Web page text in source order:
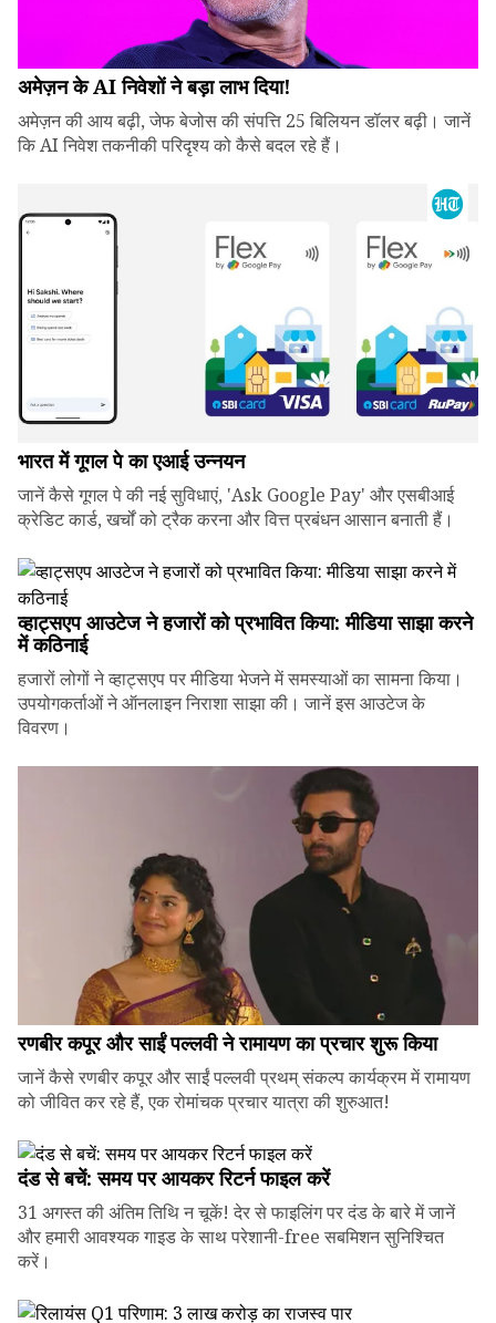
अमेज़न के AI निवेशों ने बड़ा लाभ दिया!
अमेज़न की आय बढ़ी, जेफ बेजोस की संपत्ति 25 बिलियन डॉलर बढ़ी। जानें
कि AI निवेश तकनीकी परिदृश्य को कैसे बदल रहे हैं।
भारत में गूगल पे का एआई उन्नयन
जानें कैसे गूगल पे की नई सुविधाएं, 'Ask Google Pay' और एसबीआई
क्रेडिट कार्ड, खर्चों को ट्रैक करना और वित्त प्रबंधन आसान बनाती हैं।
व्हाट्सएप आउटेज ने हजारों को प्रभावित किया: मीडिया साझा करने
में कठिनाई
हजारों लोगों ने व्हाट्सएप पर मीडिया भेजने में समस्याओं का सामना किया।
उपयोगकर्ताओं ने ऑनलाइन निराशा साझा की। जानें इस आउटेज के
विवरण।
रणबीर कपूर और साईं पल्लवी ने रामायण का प्रचार शुरू किया
जानें कैसे रणबीर कपूर और साईं पल्लवी प्रथम् संकल्प कार्यक्रम में रामायण
को जीवित कर रहे हैं, एक रोमांचक प्रचार यात्रा की शुरुआत!
दंड से बचें: समय पर आयकर रिटर्न फाइल करें
31 अगस्त की अंतिम तिथि न चूकें! देर से फाइलिंग पर दंड के बारे में जानें
और हमारी आवश्यक गाइड के साथ परेशानी-free सबमिशन सुनिश्चित
करें।